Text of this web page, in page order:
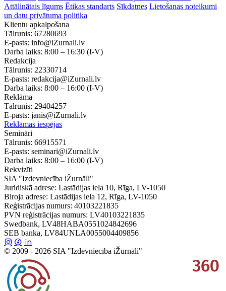
Attālinātais līgums Ētikas standarts Sīkdatnes Lietošanas noteikumi
un datu privātuma politika
Klientu apkalpošana
Tālrunis: 67280693
E-pasts: info@iZurnali.lv
Darba laiks: 8:00 – 16:30 (I-V)
Redakcija
Tālrunis: 22330714
E-pasts: redakcija@iZurnali.lv
Darba laiks: 8:00 – 16:00 (I-V)
Reklāma
Tālrunis: 29404257
E-pasts: janis@iZurnali.lv
Reklāmas iespējas
Semināri
Tālrunis: 66915571
E-pasts: seminari@iZurnali.lv
Darba laiks: 8:00 – 16:00 (I-V)
Rekvizīti
SIA "Izdevniecība iŽurnāli"
Juridiskā adrese: Lastādijas iela 10, Rīga, LV-1050
Biroja adrese: Lastādijas iela 12, Rīga, LV-1050
Reģistrācijas numurs: 40103221835
PVN reģistrācijas numurs: LV40103221835
Swedbank, LV48HABA0551024842696
SEB banka, LV84UNLA0055004409856
© 2009 - 2026 SIA "Izdevniecība iŽurnāli"